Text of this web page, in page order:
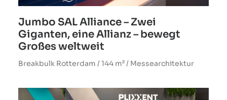
Jumbo SAL Alliance – Zwei
Giganten, eine Allianz – bewegt
Großes weltweit
Breakbulk Rotterdam / 144 m² / Messearchitektur